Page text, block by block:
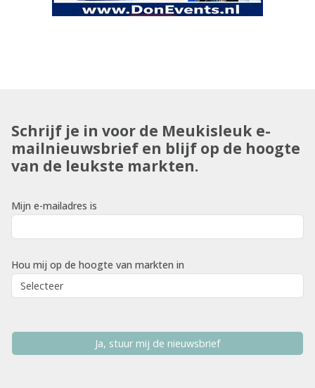
Schrijf je in voor de Meukisleuk e-
mailnieuwsbrief en blijf op de hoogte
van de leukste markten.
Mijn e-mailadres is
Hou mij op de hoogte van markten in
Ja, stuur mij de nieuwsbrief